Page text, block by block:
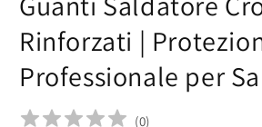
Rinforzati |
Professionale per
(0)